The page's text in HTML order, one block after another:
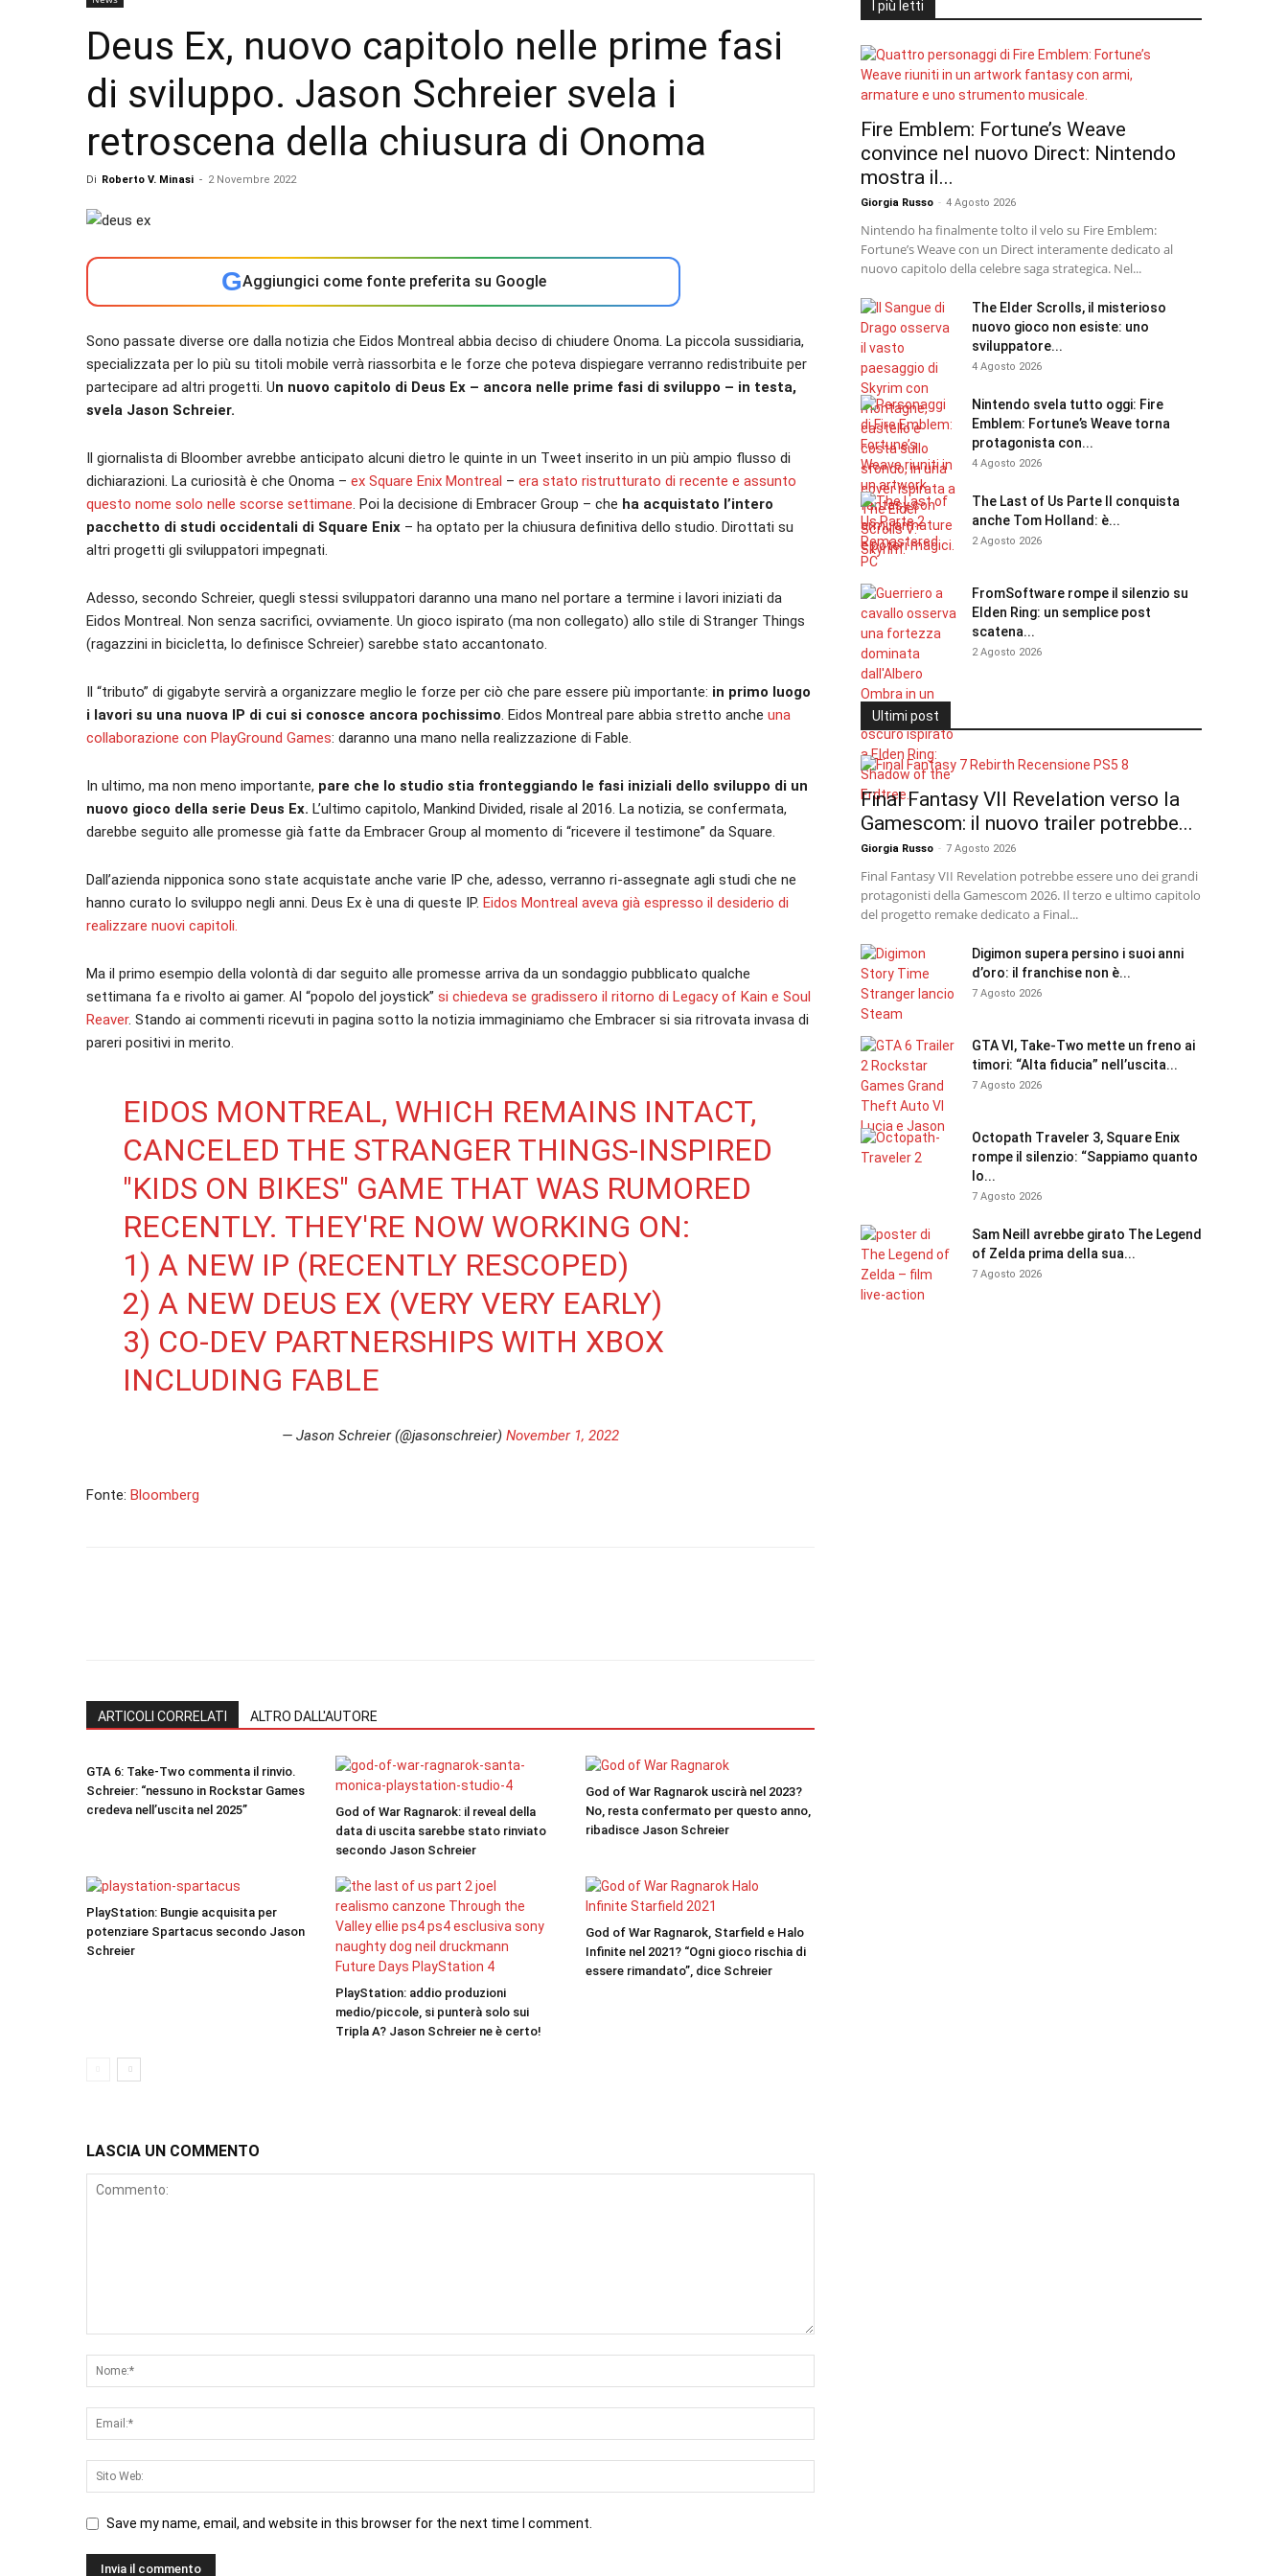
Deus Ex, nuovo capitolo nelle prime fasi
di sviluppo. Jason Schreier svela i
retroscena della chiusura di Onoma
Di Roberto V. Minasi - 2 Novembre 2022
GAggiungici come fonte preferita su Google
Sono passate diverse ore dalla notizia che Eidos Montreal abbia deciso di chiudere Onoma. La piccola sussidiaria,
specializzata per lo più su titoli mobile verrà riassorbita e le forze che poteva dispiegare verranno redistribuite per
partecipare ad altri progetti. Un nuovo capitolo di Deus Ex – ancora nelle prime fasi di sviluppo – in testa,
svela Jason Schreier.
Il giornalista di Bloomber avrebbe anticipato alcuni dietro le quinte in un Tweet inserito in un più ampio flusso di
dichiarazioni. La curiosità è che Onoma – ex Square Enix Montreal – era stato ristrutturato di recente e assunto
questo nome solo nelle scorse settimane. Poi la decisione di Embracer Group – che ha acquistato l’intero
pacchetto di studi occidentali di Square Enix – ha optato per la chiusura definitiva dello studio. Dirottati su
altri progetti gli sviluppatori impegnati.
Adesso, secondo Schreier, quegli stessi sviluppatori daranno una mano nel portare a termine i lavori iniziati da
Eidos Montreal. Non senza sacrifici, ovviamente. Un gioco ispirato (ma non collegato) allo stile di Stranger Things
(ragazzini in bicicletta, lo definisce Schreier) sarebbe stato accantonato.
Il “tributo” di gigabyte servirà a organizzare meglio le forze per ciò che pare essere più importante: in primo luogo
i lavori su una nuova IP di cui si conosce ancora pochissimo. Eidos Montreal pare abbia stretto anche una
collaborazione con PlayGround Games: daranno una mano nella realizzazione di Fable.
In ultimo, ma non meno importante, pare che lo studio stia fronteggiando le fasi iniziali dello sviluppo di un
nuovo gioco della serie Deus Ex. L’ultimo capitolo, Mankind Divided, risale al 2016. La notizia, se confermata,
darebbe seguito alle promesse già fatte da Embracer Group al momento di “ricevere il testimone” da Square.
Dall’azienda nipponica sono state acquistate anche varie IP che, adesso, verranno ri-assegnate agli studi che ne
hanno curato lo sviluppo negli anni. Deus Ex è una di queste IP. Eidos Montreal aveva già espresso il desiderio di
realizzare nuovi capitoli.
Ma il primo esempio della volontà di dar seguito alle promesse arriva da un sondaggio pubblicato qualche
settimana fa e rivolto ai gamer. Al “popolo del joystick” si chiedeva se gradissero il ritorno di Legacy of Kain e Soul
Reaver. Stando ai commenti ricevuti in pagina sotto la notizia immaginiamo che Embracer si sia ritrovata invasa di
pareri positivi in merito.
EIDOS MONTREAL, WHICH REMAINS INTACT,
CANCELED THE STRANGER THINGS-INSPIRED
"KIDS ON BIKES" GAME THAT WAS RUMORED
RECENTLY. THEY'RE NOW WORKING ON:
1) A NEW IP (RECENTLY RESCOPED)
2) A NEW DEUS EX (VERY VERY EARLY)
3) CO-DEV PARTNERSHIPS WITH XBOX
INCLUDING FABLE
— Jason Schreier (@jasonschreier) November 1, 2022
Fonte: Bloomberg
ARTICOLI CORRELATI ALTRO DALL'AUTORE
GTA 6: Take-Two commenta il rinvio.
Schreier: “nessuno in Rockstar Games
credeva nell’uscita nel 2025”
God of War Ragnarok: il reveal della
data di uscita sarebbe stato rinviato
secondo Jason Schreier
God of War Ragnarok uscirà nel 2023?
No, resta confermato per questo anno,
ribadisce Jason Schreier
PlayStation: Bungie acquisita per
potenziare Spartacus secondo Jason
Schreier
PlayStation: addio produzioni
medio/piccole, si punterà solo sui
Tripla A? Jason Schreier ne è certo!
God of War Ragnarok, Starfield e Halo
Infinite nel 2021? “Ogni gioco rischia di
essere rimandato”, dice Schreier
LASCIA UN COMMENTO
Save my name, email, and website in this browser for the next time I comment.
I più letti
Fire Emblem: Fortune’s Weave
convince nel nuovo Direct: Nintendo
mostra il...
Giorgia Russo - 4 Agosto 2026
Nintendo ha finalmente tolto il velo su Fire Emblem:
Fortune’s Weave con un Direct interamente dedicato al
nuovo capitolo della celebre saga strategica. Nel...
The Elder Scrolls, il misterioso
nuovo gioco non esiste: uno
sviluppatore...
4 Agosto 2026
Nintendo svela tutto oggi: Fire
Emblem: Fortune’s Weave torna
protagonista con...
4 Agosto 2026
The Last of Us Parte II conquista
anche Tom Holland: è...
2 Agosto 2026
FromSoftware rompe il silenzio su
Elden Ring: un semplice post
scatena...
2 Agosto 2026
Ultimi post
Final Fantasy VII Revelation verso la
Gamescom: il nuovo trailer potrebbe...
Giorgia Russo - 7 Agosto 2026
Final Fantasy VII Revelation potrebbe essere uno dei grandi
protagonisti della Gamescom 2026. Il terzo e ultimo capitolo
del progetto remake dedicato a Final...
Digimon supera persino i suoi anni
d’oro: il franchise non è...
7 Agosto 2026
GTA VI, Take-Two mette un freno ai
timori: “Alta fiducia” nell’uscita...
7 Agosto 2026
Octopath Traveler 3, Square Enix
rompe il silenzio: “Sappiamo quanto
lo...
7 Agosto 2026
Sam Neill avrebbe girato The Legend
of Zelda prima della sua...
7 Agosto 2026